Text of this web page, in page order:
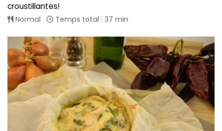
croustillantes!
Normal Temps total : 37 min